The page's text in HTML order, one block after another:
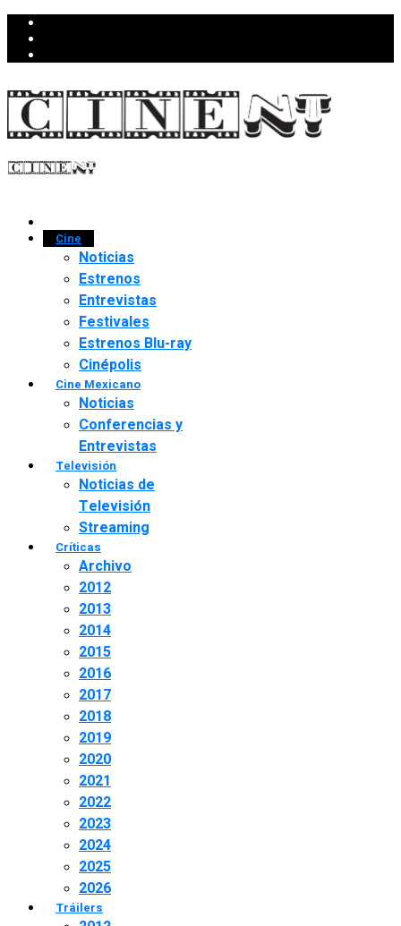
Cine
Noticias
Estrenos
Entrevistas
Festivales
Estrenos Blu-ray
Cinépolis
Cine Mexicano
Noticias
Conferencias y
Entrevistas
Televisión
Noticias de
Televisión
Streaming
Críticas
Archivo
2012
2013
2014
2015
2016
2017
2018
2019
2020
2021
2022
2023
2024
2025
2026
Tráilers